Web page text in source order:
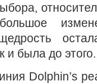
и была до этого.
Dolphin’s